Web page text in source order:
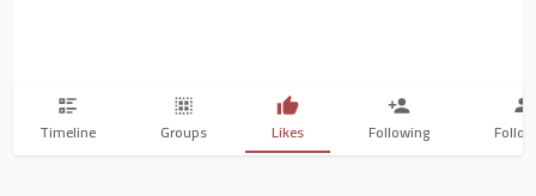
Timeline Groups Likes Following